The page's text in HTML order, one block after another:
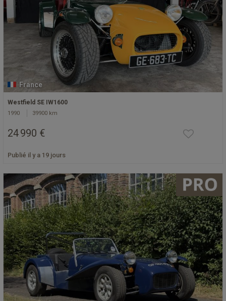
France
Westfield SE IW1600
1990 39900 km
24 990 €
Publié il y a 19 jours